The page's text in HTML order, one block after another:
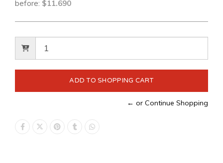
before: $11.690
← or Continue Shopping